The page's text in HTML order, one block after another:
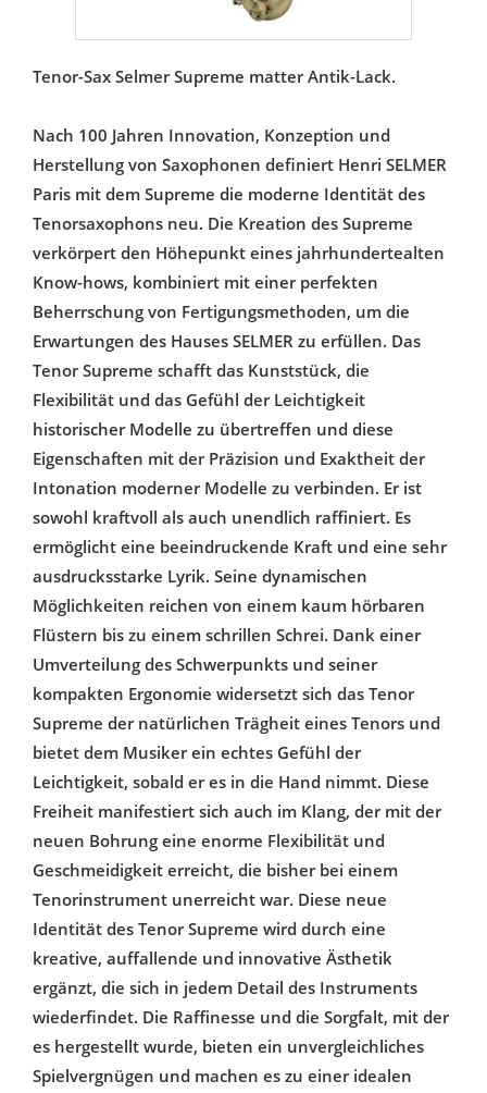
Tenor-Sax Selmer Supreme matter Antik-Lack.
Nach 100 Jahren Innovation, Konzeption und
Herstellung von Saxophonen definiert Henri SELMER
Paris mit dem Supreme die moderne Identität des
Tenorsaxophons neu. Die Kreation des Supreme
verkörpert den Höhepunkt eines jahrhundertealten
Know-hows, kombiniert mit einer perfekten
Beherrschung von Fertigungsmethoden, um die
Erwartungen des Hauses SELMER zu erfüllen. Das
Tenor Supreme schafft das Kunststück, die
Flexibilität und das Gefühl der Leichtigkeit
historischer Modelle zu übertreffen und diese
Eigenschaften mit der Präzision und Exaktheit der
Intonation moderner Modelle zu verbinden. Er ist
sowohl kraftvoll als auch unendlich raffiniert. Es
ermöglicht eine beeindruckende Kraft und eine sehr
ausdrucksstarke Lyrik. Seine dynamischen
Möglichkeiten reichen von einem kaum hörbaren
Flüstern bis zu einem schrillen Schrei. Dank einer
Umverteilung des Schwerpunkts und seiner
kompakten Ergonomie widersetzt sich das Tenor
Supreme der natürlichen Trägheit eines Tenors und
bietet dem Musiker ein echtes Gefühl der
Leichtigkeit, sobald er es in die Hand nimmt. Diese
Freiheit manifestiert sich auch im Klang, der mit der
neuen Bohrung eine enorme Flexibilität und
Geschmeidigkeit erreicht, die bisher bei einem
Tenorinstrument unerreicht war. Diese neue
Identität des Tenor Supreme wird durch eine
kreative, auffallende und innovative Ästhetik
ergänzt, die sich in jedem Detail des Instruments
wiederfindet. Die Raffinesse und die Sorgfalt, mit der
es hergestellt wurde, bieten ein unvergleichliches
Spielvergnügen und machen es zu einer idealen